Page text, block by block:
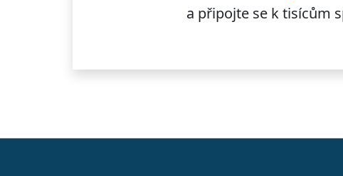
a připojte se ktisícům